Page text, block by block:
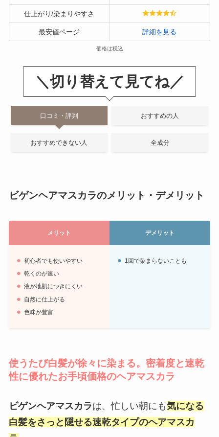
仕上がり/染まりやすさ
最安値ページ 詳細を見る
価格は税込
＼切り替えて見てね／
口コミ・評判 おすすめの人
おすすめできない人 全成分
ビゲンヘアマスカラのメリット・デメリット
メリット デメリット
初心者でも使いやすい
乾くのが速い
液が地肌につきにくい
自然に仕上がる
色味が豊富
1回で染まらないことも
使うたび白髪が徐々に染まる。密着度と速乾
性に優れたお手頃価格のヘアマスカラ
ビゲンヘアマスカラは、忙しい朝にも気になる
白髪をさっと隠せる速乾タイプのヘアマスカ